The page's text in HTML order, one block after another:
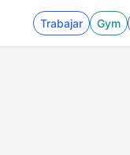
Trabajar Gym